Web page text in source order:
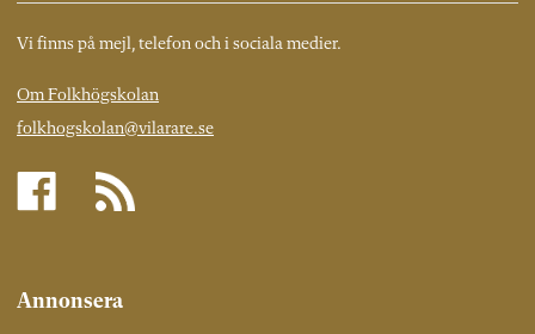
Vi finns på mejl, telefon och i sociala medier.
Om Folkhögskolan
folkhogskolan@vilarare.se
Annonsera